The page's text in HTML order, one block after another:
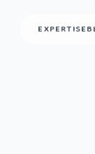
EXPERTISE